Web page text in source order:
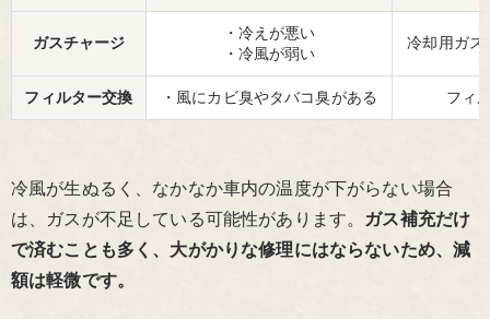
ガスチャージ
・冷えが悪い
・冷風が弱い
冷却用ガス
フィルター交換 ・風にカビ臭やタバコ臭がある フィ
冷風が生ぬるく、なかなか車内の温度が下がらない場合
は、ガスが不足している可能性があります。 ガス補充だけ
で済むことも多く、大がかりな修理にはならないため、減
額は軽微です。